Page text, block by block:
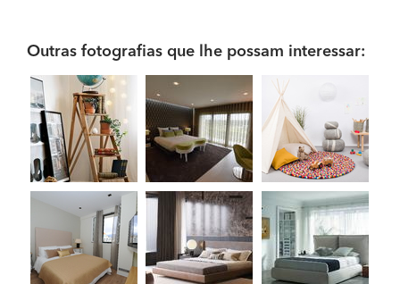
Outras fotografias que lhe possam interessar: